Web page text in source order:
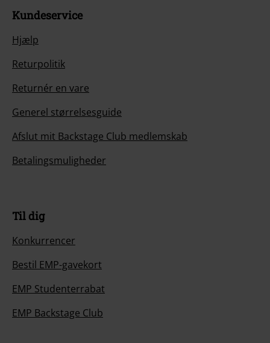
Kundeservice
Hjælp
Returpolitik
Returnér en vare
Generel størrelsesguide
Afslut mit Backstage Club medlemskab
Betalingsmuligheder
Til dig
Konkurrencer
Bestil EMP-gavekort
EMP Studenterrabat
EMP Backstage Club